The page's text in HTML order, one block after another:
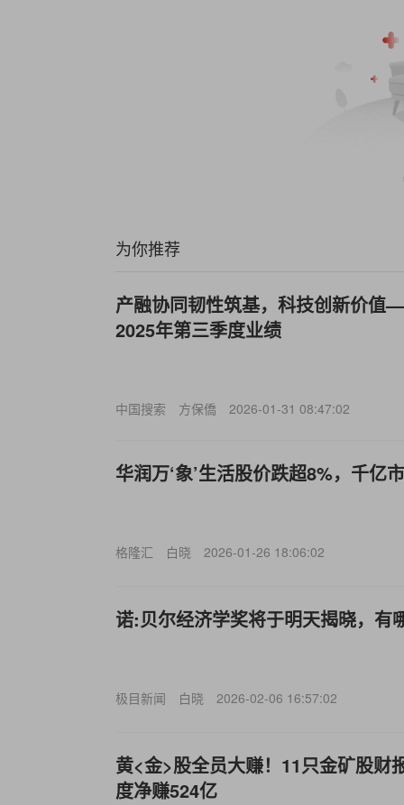
为你推荐
产融协同韧性筑基，科技创新价值
2025年第三季度业绩
中国搜索 方保僑 2026-01-31 08:47:02
华润万‘象’生活股价跌超8%，千亿
格隆汇 白晓 2026-01-26 18:06:02
诺:贝尔经济学奖将于明天揭晓，有
极目新闻 白晓 2026-02-06 16:57:02
黄<金>股全员大赚！11只金矿股财
度净赚524亿